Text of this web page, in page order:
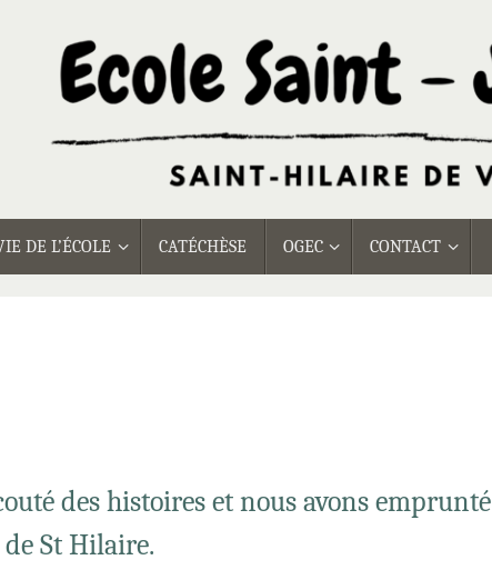
DE L’ÉCOLE CATÉCHÈSE OGEC CONTACT
des histoires et nous avons emprunté
St Hilaire.